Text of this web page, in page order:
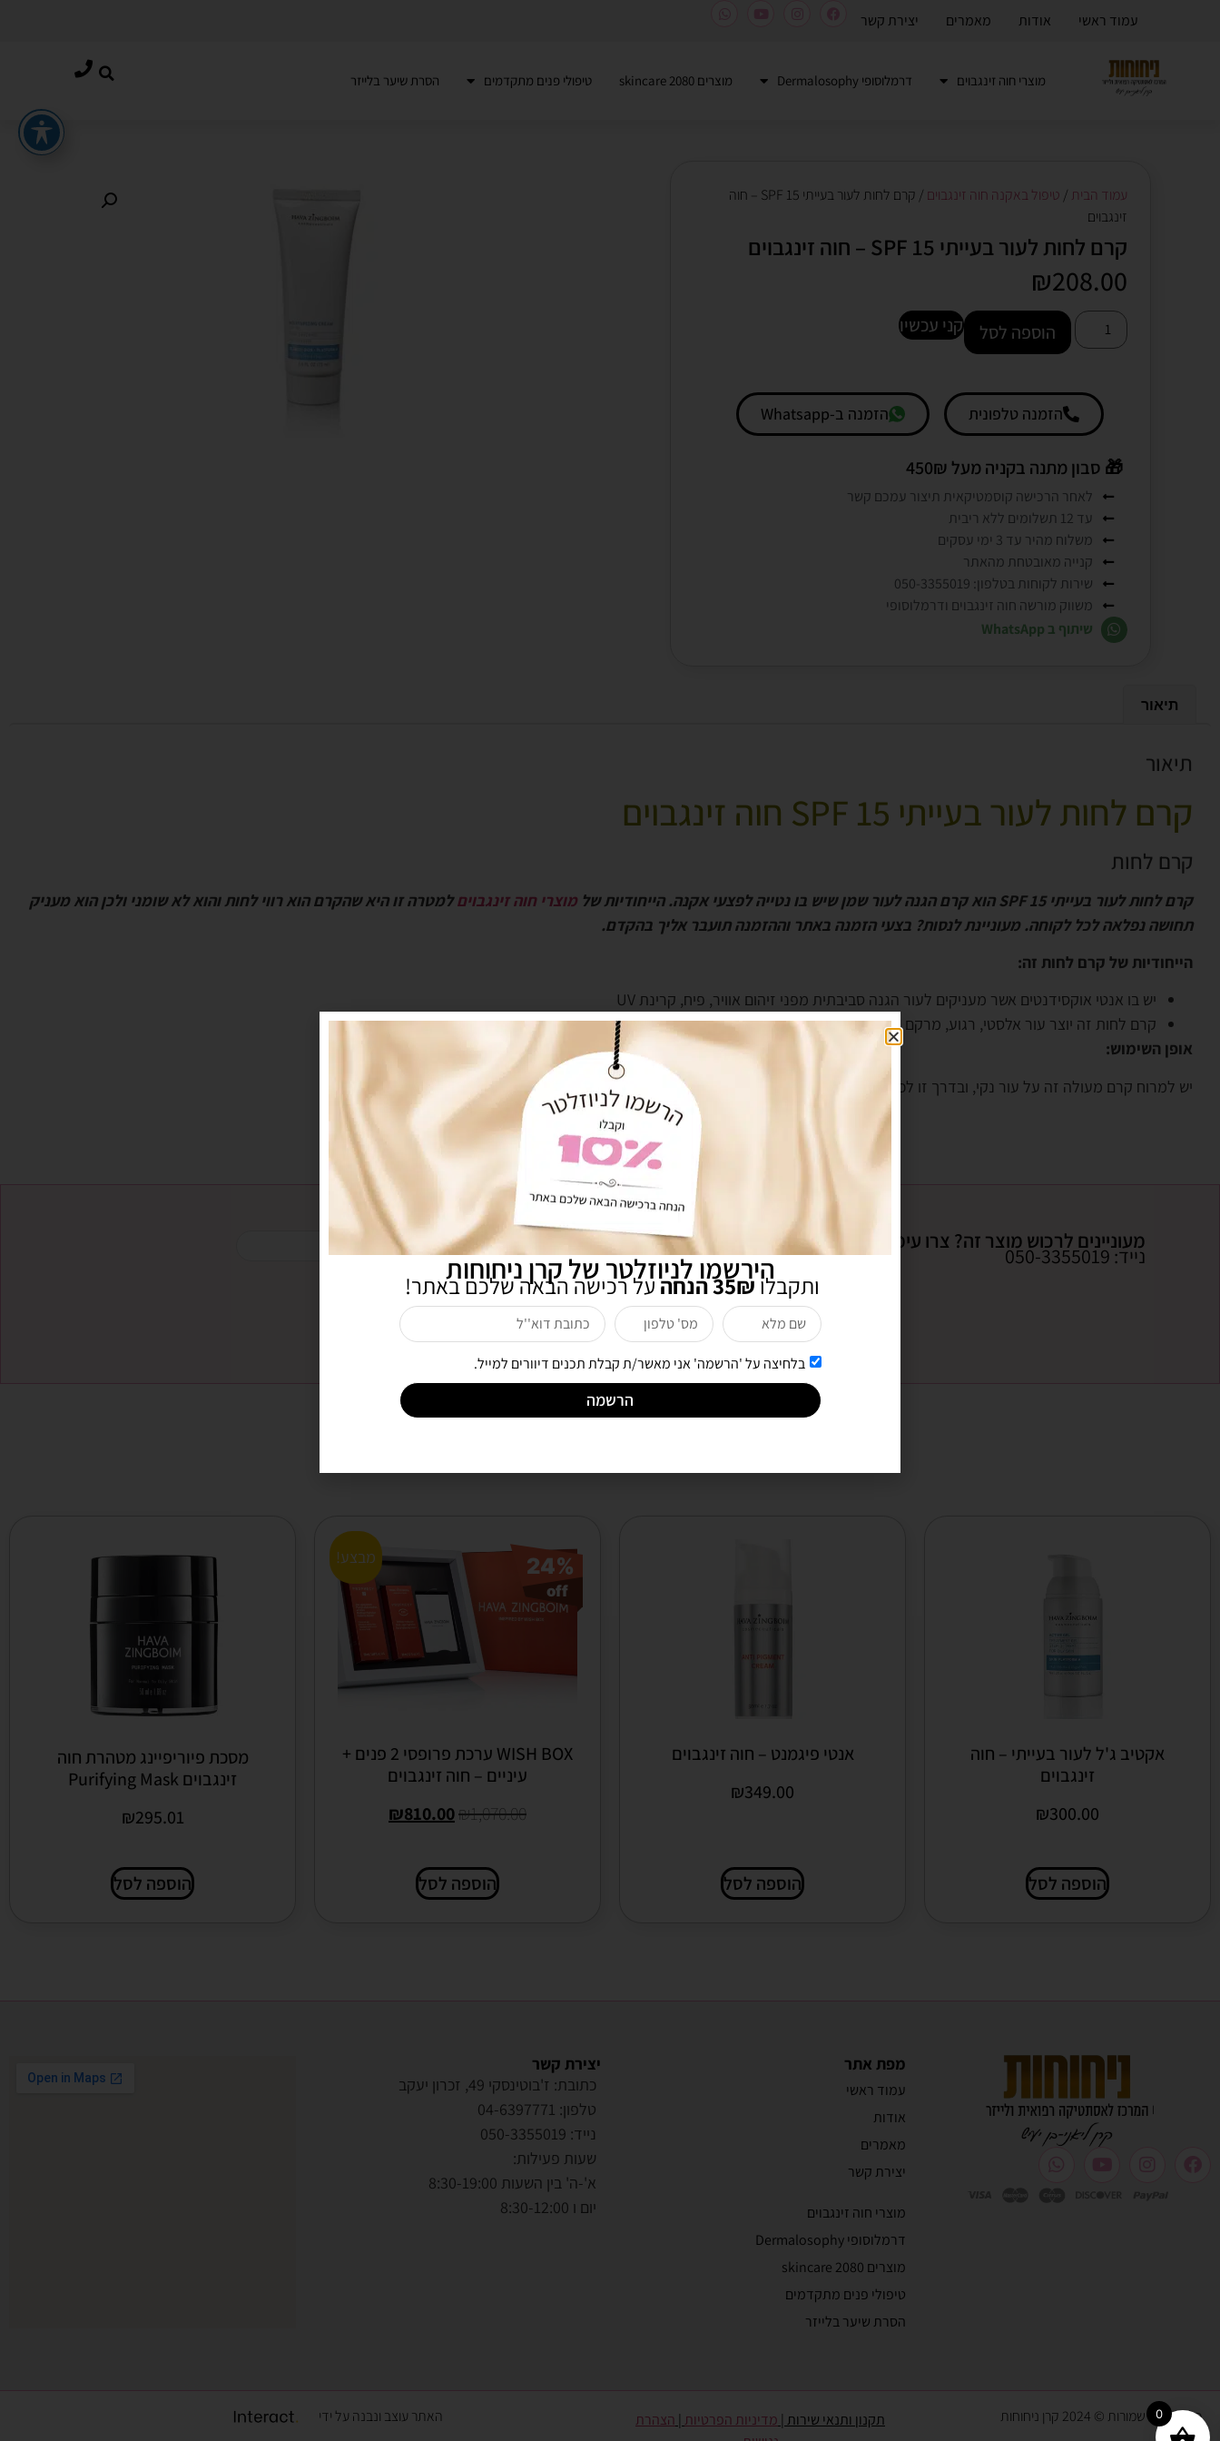
עמוד ראשי אודות מאמרים יצירת קשר
מוצרי חוה זינגבוים דרמלוסופי Dermalosophy מוצרים 2080 skincare טיפולי פנים מתקדמים הסרת שיער בלייזר
עמוד הבית / טיפול באקנה חוה זינגבוים
/ קרם לחות לעור בעייתי SPF 15 – חוה
זינגבוים
קרם לחות לעור בעייתי SPF 15 – חוה זינגבוים
₪208.00
הוספה לסל קני עכשיו
הזמנה טלפונית הזמנה ב-Whatsapp
🎁 סבון מתנה בקניה מעל 450₪
לאחר הרכישה קוסמטיקאית תיצור עמכם קשר
עד 12 תשלומים ללא ריבית
משלוח מהיר עד 3 ימי עסקים
קנייה מאובטחת מהאתר
שירות לקוחות בטלפון: 050-3355019
משווק מורשה חוה זינגבוים ודרמלוסופי
שיתוף ב WhatsApp
תיאור
תיאור
קרם לחות לעור בעייתי 15 SPF חוה זינגבוים
קרם לחות
קרם לחות לעור בעייתי 15 SPF הוא קרם הגנה לעור שמן שיש בו נטייה לפצעי אקנה. הייחודיות של מוצרי חוה זינגבויםלמטרה זו היא שהקרם הוא רווי לחות והוא לא שומני ולכן הוא מעניק
תחושה נפלאה לכל לקוחה. מעוניינת לנסות? בצעי הזמנה באתר וההזמנה תועבר אליך בהקדם.
הייחודיות של קרם לחות זה:
יש בו אנטי אוקסידנטים אשר מעניקים לעור הגנה סביבתית מפני זיהום אוויר, פיח, קרינת UV
קרם לחות זה יוצר עור אלסטי, רגוע, מרקם קליל ונוח לשימוש.
אופן השימוש:
יש למרוח קרם מעולה זה על עור נקי, ובדרך זו לכסות הן את הצוואר והן את הפנים.
מעוניינים לרכוש מוצר זה? צרו עימנו קשר:
נייד: 050-3355019
אני מעוניינת לקבל חדשות ומבצעים לדואר אלקטרוני
שליחה
אקטיב ג'ל לעור בעייתי – חוה
זינגבוים
₪300.00
הוספה לסל
אנטי פיגמנט – חוה זינגבוים
₪349.00
הוספה לסל
מבצע! 24%
off
WISH BOX ערכת פרופסי 2 פנים +
עיניים – חוה זינגבוים
₪1,070.00
₪810.00
הוספה לסל
מסכת פיוריפיינג מטהרת חוה
זינגבוים Purifying Mask
₪295.01
הוספה לסל
יצירת קשר
כתובת: ז'בוטינסקי 49, זכרון יעקב
טלפון: 04-6397771
נייד: 050-3355019
שעות פעילות:
א'-ה' בין השעות 8:30-19:00
יום ו 8:30-12:00
מפת אתר
עמוד ראשי
אודות
מאמרים
יצירת קשר
מוצרי חוה זינגבוים
דרמלוסופי Dermalosophy
מוצרים 2080 skincare
טיפולי פנים מתקדמים
הסרת שיער בלייזר
כל הזכויות שמורות © 2024 קרן ניחוחות תקנון ותנאי שירות | מדיניות הפרטיות | הצהרת
האתר עוצב ונבנה על ידי 0
הירשמו לניוזלטר של קרן ניחוחותותקבלו על רכישה הבאה שלכם באתר!
בלחיצה על 'הרשמה' אני מאשר/ת קבלת תכנים דיוורים למייל.
הרשמה